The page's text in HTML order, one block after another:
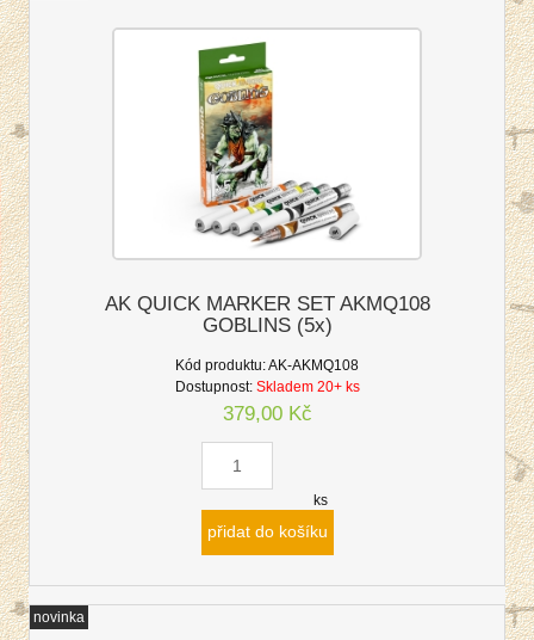
AK QUICK MARKER SET AKMQ108
GOBLINS (5x)
Kód produktu:AK-AKMQ108
Dostupnost: Skladem 20+ ks
379,00 Kč
ks
přidat do košíku
novinka